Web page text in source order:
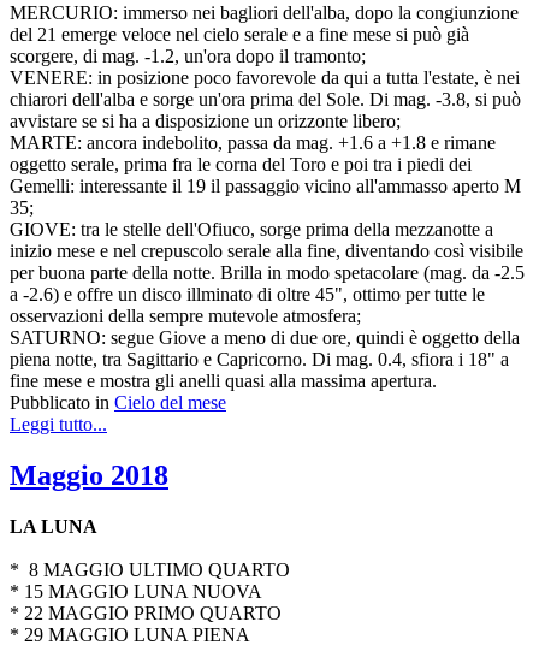
MERCURIO: immerso nei bagliori dell'alba, dopo la congiunzione
del 21 emerge veloce nel cielo serale e a fine mese si può già
scorgere, di mag. -1.2, un'ora dopo il tramonto;
VENERE: in posizione poco favorevole da qui a tutta l'estate, è nei
chiarori dell'alba e sorge un'ora prima del Sole. Di mag. -3.8, si può
avvistare se si ha a disposizione un orizzonte libero;
MARTE: ancora indebolito, passa da mag. +1.6 a +1.8 e rimane
oggetto serale, prima fra le corna del Toro e poi tra i piedi dei
Gemelli: interessante il 19 il passaggio vicino all'ammasso aperto M
35;
GIOVE: tra le stelle dell'Ofiuco, sorge prima della mezzanotte a
inizio mese e nel crepuscolo serale alla fine, diventando così visibile
per buona parte della notte. Brilla in modo spetacolare (mag. da -2.5
a -2.6) e offre un disco illminato di oltre 45", ottimo per tutte le
osservazioni della sempre mutevole atmosfera;
SATURNO: segue Giove a meno di due ore, quindi è oggetto della
piena notte, tra Sagittario e Capricorno. Di mag. 0.4, sfiora i 18" a
fine mese e mostra gli anelli quasi alla massima apertura.
Pubblicato in Cielo del mese
Leggi tutto...
Maggio 2018
LA LUNA
* 8 MAGGIO ULTIMO QUARTO
* 15 MAGGIO LUNA NUOVA
* 22 MAGGIO PRIMO QUARTO
* 29 MAGGIO LUNA PIENA